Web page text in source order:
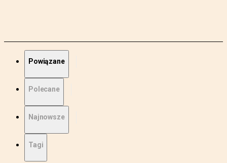
Powiązane
Polecane
Najnowsze
Tagi